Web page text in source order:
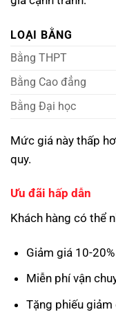
LOẠI BẰNG
Bằng THPT
Bằng Cao đẳng
Bằng Đại học
Mức giá này thấp
quy.
Ưu đãi hấp dẫn
Khách hàng có thể
Giảm giá 10-
Miễn phí vận
Tặng phiếu giảm